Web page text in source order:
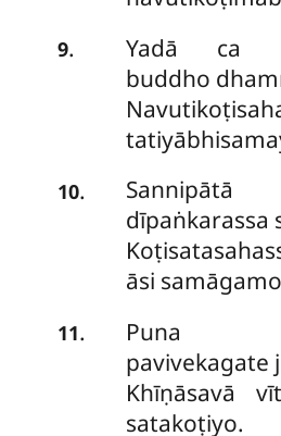
9.
Yadā ca
buddho
10.
dīpaṅkarassa
āsi
11.
pavivekagate
Khīṇāsavā
satakoṭiyo.